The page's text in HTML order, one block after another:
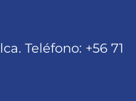
Teléfono: +56 71